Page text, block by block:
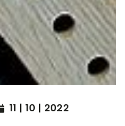
11 | 10 | 2022